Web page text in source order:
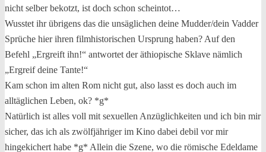
nicht selber bekotzt, ist doch schon scheintot…
Wusstet ihr übrigens das die unsäglichen deine Mudder/dein Vadder
Sprüche hier ihren filmhistorischen Ursprung haben? Auf den
Befehl „Ergreift ihn!“ antwortet der äthiopische Sklave nämlich
„Ergreif deine Tante!“
Kam schon im alten Rom nicht gut, also lasst es doch auch im
alltäglichen Leben, ok? *g*
Natürlich ist alles voll mit sexuellen Anzüglichkeiten und ich bin mir
sicher, das ich als zwölfjähriger im Kino dabei debil vor mir
hingekichert habe *g* Allein die Szene, wo die römische Edeldame